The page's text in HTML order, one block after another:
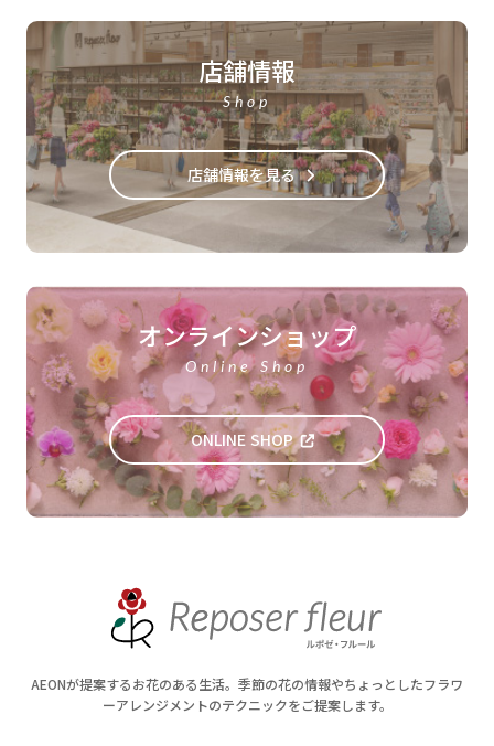
店舗情報
Shop
店舗情報を見る
オンラインショップ
Online Shop
ONLINE SHOP
AEONが提案するお花のある生活。季節の花の情報やちょっとしたフラワ
ーアレンジメントのテクニックをご提案します。